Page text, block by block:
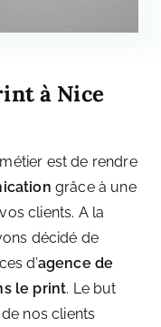
à Nice
est de rendre
grâce à une
clients. A la
décidé de
d’agence de
le print. Le but
nos clients